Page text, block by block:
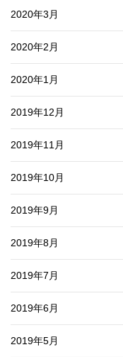
2020年3月
2020年2月
2020年1月
2019年12月
2019年11月
2019年10月
2019年9月
2019年8月
2019年7月
2019年6月
2019年5月